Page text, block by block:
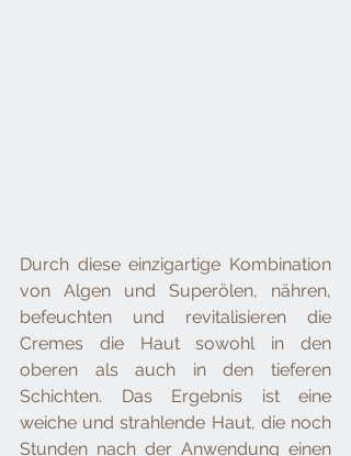
Durch diese einzigartige Kombination
von Algen und Superölen, nähren,
befeuchten und revitalisieren die
Cremes die Haut sowohl in den
oberen als auch in den tieferen
Schichten. Das Ergebnis ist eine
weiche und strahlende Haut, die noch
Stunden nach der Anwendung einen